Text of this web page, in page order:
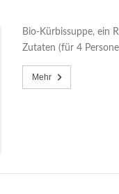
Bio-Kürbissuppe, ein
Zutaten (für 4
Mehr